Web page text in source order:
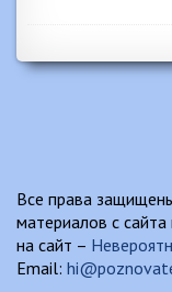
Все права
материалов с
на сайт –
Email: